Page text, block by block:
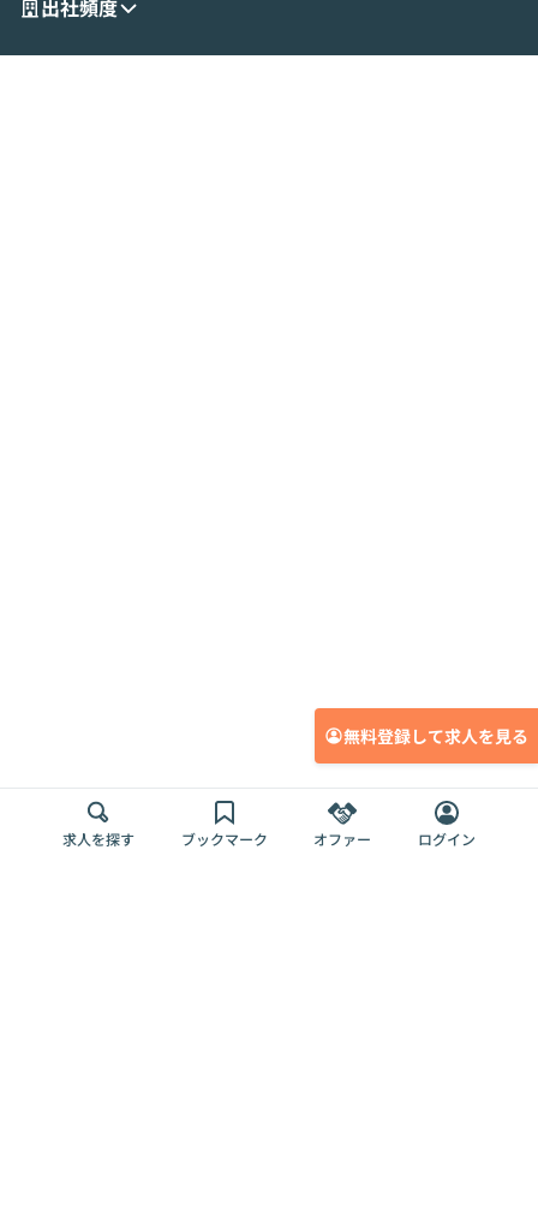
いう方にこそ参加いただきたいイベントで
出社頻度
無料登録して求人を見る
求人を探す ブックマーク オファー ログイン